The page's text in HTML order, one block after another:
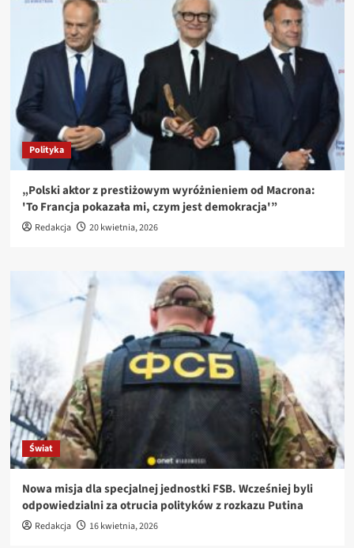
Polityka
„Polski aktor z prestiżowym wyróżnieniem od Macrona:
'To Francja pokazała mi, czym jest demokracja'”
Redakcja 20 kwietnia, 2026
Świat
Nowa misja dla specjalnej jednostki FSB. Wcześniej byli
odpowiedzialni za otrucia polityków z rozkazu Putina
Redakcja 16 kwietnia, 2026